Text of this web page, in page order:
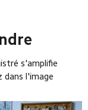
s'amplifie
dans l'image